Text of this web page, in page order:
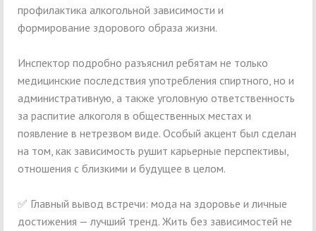
профилактика алкогольной зависимости и
формирование здорового образа жизни.
Инспектор подробно разъяснил ребятам не только
медицинские последствия употребления спиртного, но и
административную, а также уголовную ответственность
за распитие алкоголя в общественных местах и
появление в нетрезвом виде. Особый акцент был сделан
на том, как зависимость рушит карьерные перспективы,
отношения с близкими и будущее в целом.
✅ Главный вывод встречи: мода на здоровье и личные
достижения — лучший тренд. Жить без зависимостей не